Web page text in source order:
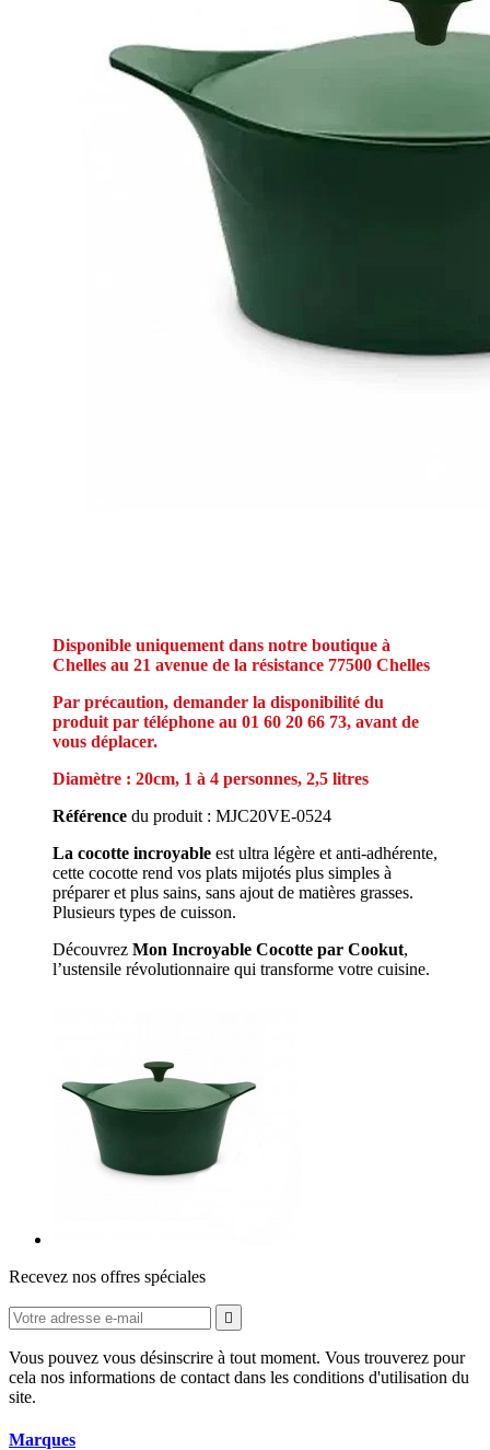
Disponible uniquement dans notre boutique à
Chelles au 21 avenue de la résistance 77500 Chelles
Par précaution, demander la disponibilité du
produit par téléphone au 01 60 20 66 73, avant de
vous déplacer.
Diamètre : 20cm, 1 à 4 personnes, 2,5 litres
Référence du produit : MJC20VE-0524
La cocotte incroyable est ultra légère et anti-adhérente,
cette cocotte rend vos plats mijotés plus simples à
préparer et plus sains, sans ajout de matières grasses.
Plusieurs types de cuisson.
Découvrez Mon Incroyable Cocotte par Cookut,
l’ustensile révolutionnaire qui transforme votre cuisine.
Recevez nos offres spéciales

Vous pouvez vous désinscrire à tout moment. Vous trouverez pour
cela nos informations de contact dans les conditions d'utilisation du
site.
Marques